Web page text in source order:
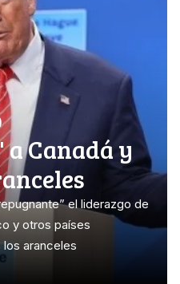
Canadá y
el liderazgo de
y otros países
aranceles